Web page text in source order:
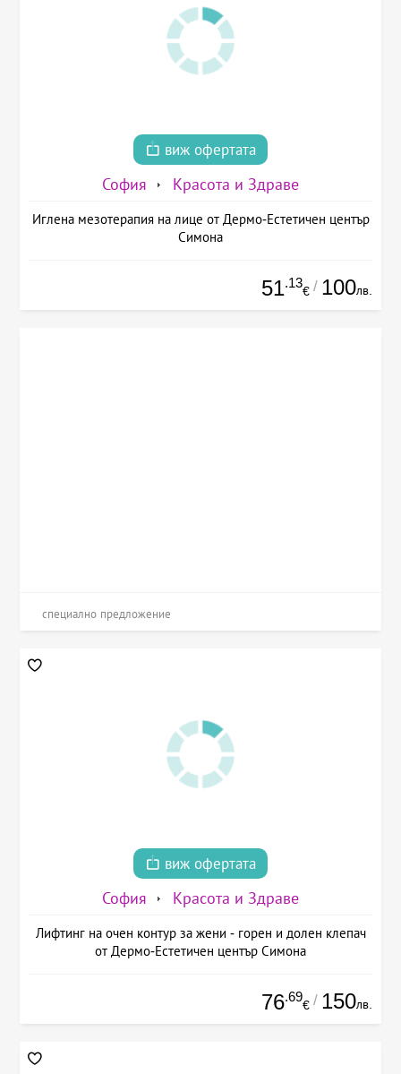
виж офертата
София Красота и Здраве
Иглена мезотерапия на лице от Дермо-Естетичен център
Симона
51.13
€ / 100лв.
специално предложение
виж офертата
София Красота и Здраве
Лифтинг на очен контур за жени - горен и долен клепач
от Дермо-Естетичен център Симона
76.69
€ / 150лв.